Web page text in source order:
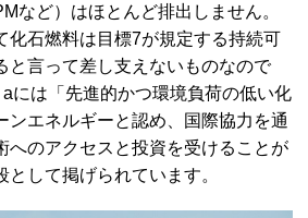
など）はほとんど排出しません。
化石燃料は目標7が規定する持続可
と言って差し支えないものなので
には「先進的かつ環境負荷の低い化
ンエネルギーと認め、国際協力を通
へのアクセスと投資を受けることが
として掲げられています。